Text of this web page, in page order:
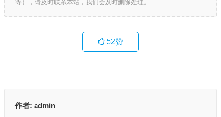
等），请及时联系本站，我们会及时删除处理。
52赞
作者: admin